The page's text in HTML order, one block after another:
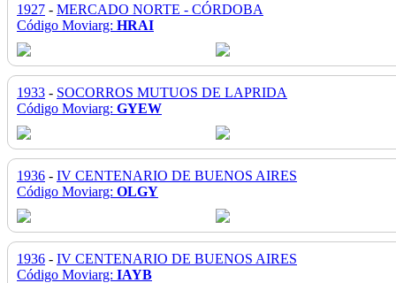
1927 - MERCADO NORTE - CÓRDOBA
Código Moviarg: HRAI
1933 - SOCORROS MUTUOS DE LAPRIDA
Código Moviarg: GYEW
1936 - IV CENTENARIO DE BUENOS AIRES
Código Moviarg: OLGY
1936 - IV CENTENARIO DE BUENOS AIRES
Código Moviarg: IAYB